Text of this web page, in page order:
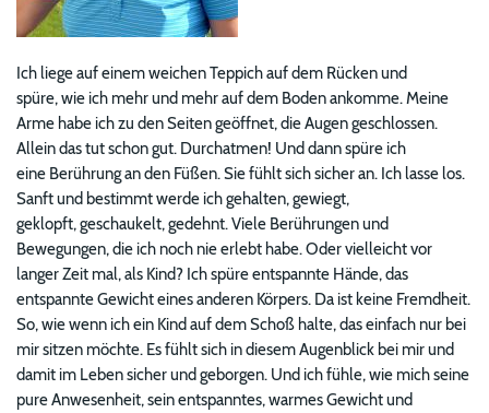
Ich liege auf einem weichen Teppich auf dem Rücken und
spüre, wie ich mehr und mehr auf dem Boden ankomme. Meine
Arme habe ich zu den Seiten geöffnet, die Augen geschlossen.
Allein das tut schon gut. Durchatmen! Und dann spüre ich
eine Berührung an den Füßen. Sie fühlt sich sicher an. Ich lasse los.
Sanft und bestimmt werde ich gehalten, gewiegt,
geklopft, geschaukelt, gedehnt. Viele Berührungen und
Bewegungen, die ich noch nie erlebt habe. Oder vielleicht vor
langer Zeit mal, als Kind? Ich spüre entspannte Hände, das
entspannte Gewicht eines anderen Körpers. Da ist keine Fremdheit.
So, wie wenn ich ein Kind auf dem Schoß halte, das einfach nur bei
mir sitzen möchte. Es fühlt sich in diesem Augenblick bei mir und
damit im Leben sicher und geborgen. Und ich fühle, wie mich seine
pure Anwesenheit, sein entspanntes, warmes Gewicht und